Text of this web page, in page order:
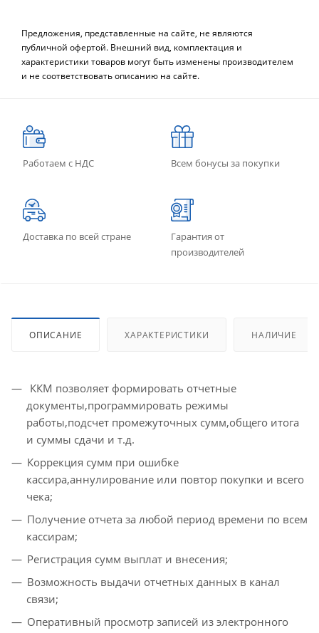
Предложения, представленные на сайте, не являются
публичной офертой. Внешний вид, комплектация и
характеристики товаров могут быть изменены производителем
и не соответствовать описанию на сайте.
Работаем с НДС Всем бонусы за покупки
Доставка по всей стране
Гарантия от
производителей
ОПИСАНИЕ ХАРАКТЕРИСТИКИ НАЛИЧИЕ
ККМ позволяет формировать отчетные
документы,программировать режимы
работы,подсчет промежуточных сумм,общего итога
и суммы сдачи и т.д.
Коррекция сумм при ошибке
кассира,аннулирование или повтор покупки и всего
чека;
Получение отчета за любой период времени по всем
кассирам;
Регистрация сумм выплат и внесения;
Возможность выдачи отчетных данных в канал
связи;
Оперативный просмотр записей из электронного